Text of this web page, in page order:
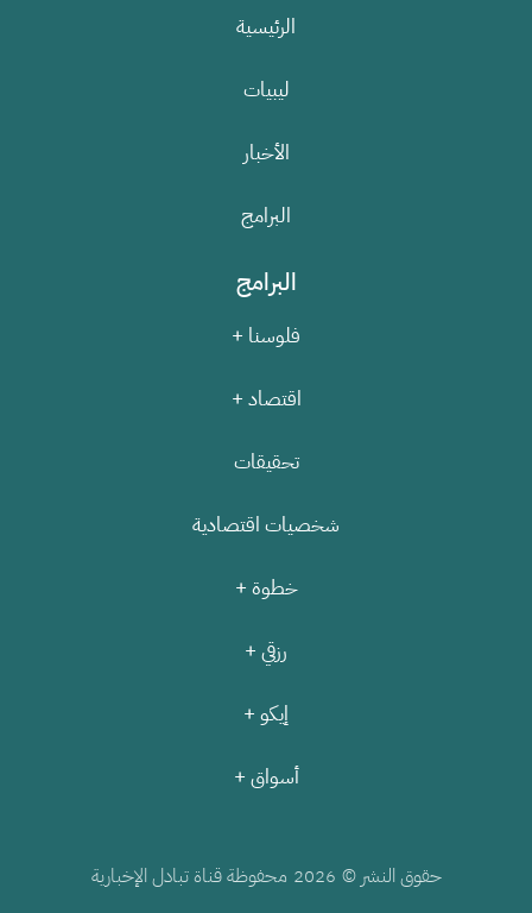
الرئيسية
ليبيات
الأخبار
البرامج
البرامج
فلوسنا +
اقتصاد +
تحقيقات
شخصيات اقتصادية
خطوة +
رزقي +
إيكو +
أسواق +
حقوق النشر © 2026 محفوظة قناة تبادل الإخبارية